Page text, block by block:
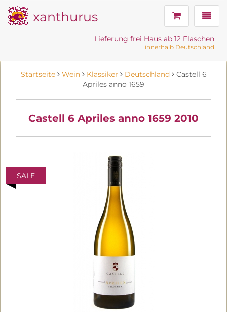
xanthurus
Lieferung frei Haus ab 12 Flaschen
innerhalb Deutschland
Startseite Wein Klassiker Deutschland Castell 6
Apriles anno 1659
Castell 6 Apriles anno 1659 2010
SALE